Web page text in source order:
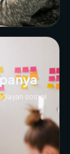
sosyal